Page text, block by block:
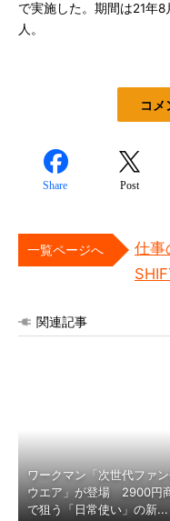
で実施した。期間は21年
人。
コメ
Share Post
一覧ページへ
仕事
関連記事
ワークマン「次世代ファ
ウエア」が登場 2900円
で狙う「日常使い」の新...